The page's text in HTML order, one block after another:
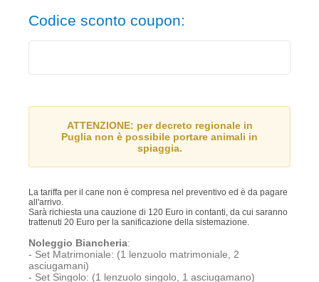
Codice sconto coupon:
ATTENZIONE: per decreto regionale in
Puglia non è possibile portare animali in
spiaggia.
La tariffa per il cane non è compresa nel preventivo ed è da pagare
all'arrivo.
Sarà richiesta una cauzione di 120 Euro in contanti, da cui saranno
trattenuti 20 Euro per la sanificazione della sistemazione.
Noleggio Biancheria:
- Set Matrimoniale: (1 lenzuolo matrimoniale, 2
asciugamani)
- Set Singolo: (1 lenzuolo singolo, 1 asciugamano)